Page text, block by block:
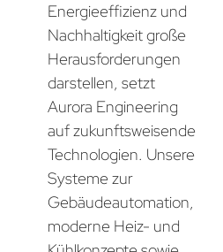
Energieeffizienz und
Nachhaltigkeit große
Herausforderungen
darstellen, setzt
Aurora Engineering
auf zukunftsweisende
Technologien. Unsere
Systeme zur
Gebäudeautomation,
moderne Heiz- und